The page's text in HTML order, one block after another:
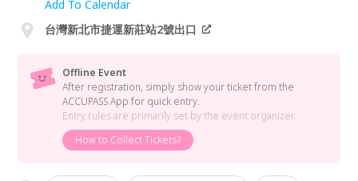
Add To Calendar
台灣新北市捷運新莊站2號出口
Offline Event
After registration, simply show your ticket from the
ACCUPASS App for quick entry.
Entry rules are primarily set by the event organizer.
How to Collect Tickets?